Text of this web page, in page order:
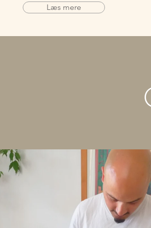
Læs mere